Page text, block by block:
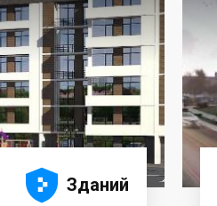




 Зданий